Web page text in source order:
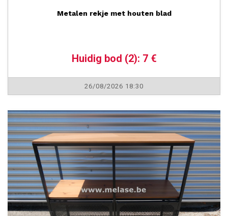
Metalen rekje met houten blad
Huidig bod (2): 7 €
26/08/2026 18:30